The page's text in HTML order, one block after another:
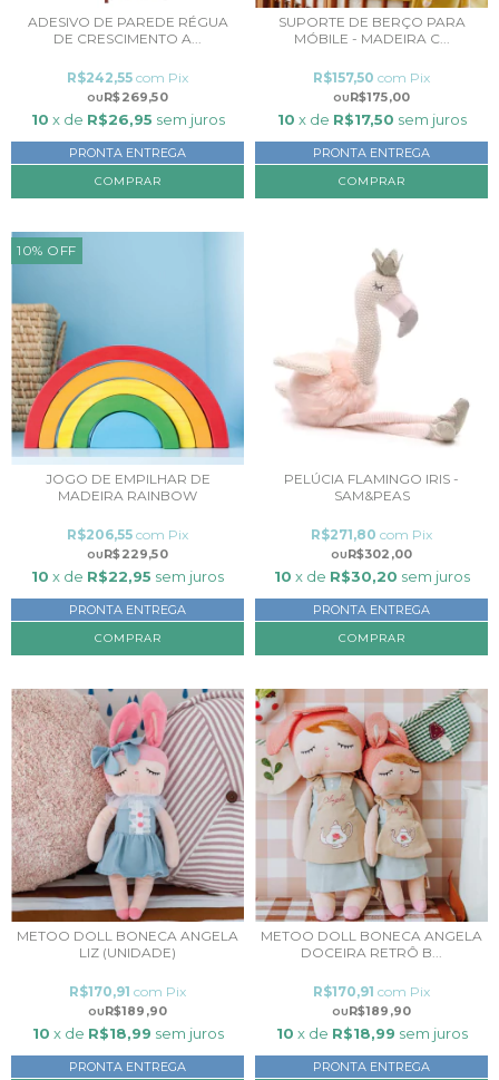
ADESIVO DE PAREDE RÉGUA
DE CRESCIMENTO A...
R$269,50
R$242,55 com Pix
10 x de R$26,95 sem juros
PRONTA ENTREGA
SUPORTE DE BERÇO PARA
MÓBILE - MADEIRA C...
R$175,00
R$157,50 com Pix
10 x de R$17,50 sem juros
PRONTA ENTREGA
10% OFF
JOGO DE EMPILHAR DE
MADEIRA RAINBOW
R$229,50
R$206,55 com Pix
10 x de R$22,95 sem juros
PRONTA ENTREGA
PELÚCIA FLAMINGO IRIS -
SAM&PEAS
R$302,00
R$271,80 com Pix
10 x de R$30,20 sem juros
PRONTA ENTREGA
METOO DOLL BONECA ANGELA
LIZ (UNIDADE)
R$189,90
R$170,91 com Pix
10 x de R$18,99 sem juros
PRONTA ENTREGA
METOO DOLL BONECA ANGELA
DOCEIRA RETRÔ B...
R$189,90
R$170,91 com Pix
10 x de R$18,99 sem juros
PRONTA ENTREGA